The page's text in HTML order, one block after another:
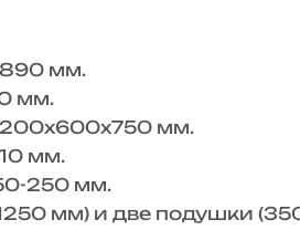
мм.
мм.
мм.
мм.
250 мм.
мм) и две подушки